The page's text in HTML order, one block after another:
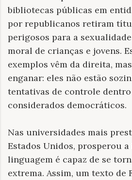
bibliotecas públicas em
por republicanos retiram
perigosos para a
moral de crianças e jovens.
exemplos vêm da direita,
enganar: eles não estão
tentativas de controle dentro
considerados democráticos.
Nas universidades mais
Estados Unidos, prosperou a
linguagem é capaz de se
extrema. Assim, um texto de